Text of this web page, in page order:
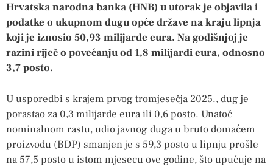
Hrvatska narodna banka (HNB) u utorak je objavila i
podatke o ukupnom dugu opće države na kraju lipnja
koji je iznosio 50,93 milijarde eura. Na godišnjoj je
razini riječ o povećanju od 1,8 milijardi eura, odnosno
3,7 posto.
U usporedbi s krajem prvog tromjesečja 2025., dug je
porastao za 0,3 milijarde eura ili 0,6 posto. Unatoč
nominalnom rastu, udio javnog duga u bruto domaćem
proizvodu (BDP) smanjen je s 59,3 posto u lipnju prošle
na 57,5 posto u istom mjesecu ove godine, što upućuje na